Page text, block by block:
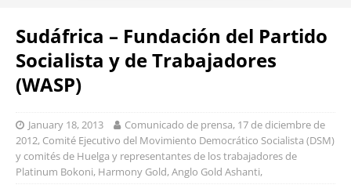
Sudáfrica – Fundación del Partido
Socialista y de Trabajadores
(WASP)
January 18, 2013
Comunicado de prensa, 17 de diciembre de
2012, Comité Ejecutivo del Movimiento Democrático Socialista (DSM)
y comités de Huelga y representantes de los trabajadores de
Platinum Bokoni, Harmony Gold, Anglo Gold Ashanti,